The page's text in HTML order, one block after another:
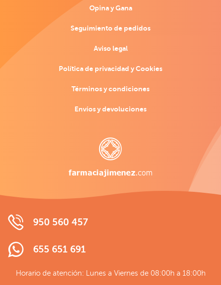
Opina y Gana
Seguimiento de pedidos
Aviso legal
Política de privacidad y Cookies
Términos y condiciones
Envíos y devoluciones
950 560 457
655 651 691
Horario de atención: Lunes a Viernes de 08:00h a 18:00h